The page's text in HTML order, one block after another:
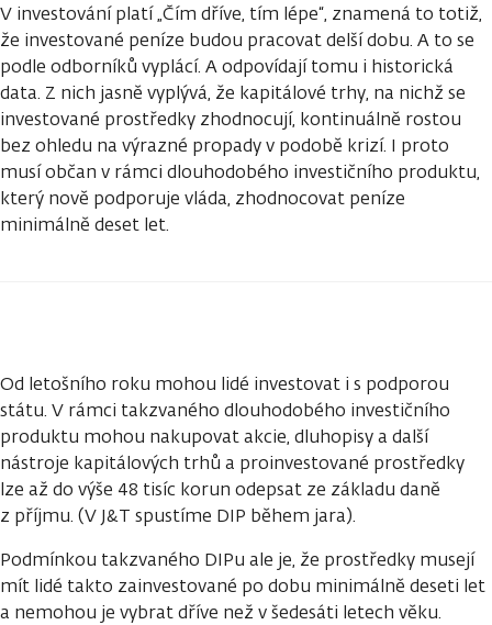
V investování platí „Čím dříve, tím lépe“, znamená to totiž,
že investované peníze budou pracovat delší dobu. A to se
podle odborníků vyplácí. A odpovídají tomu i historická
data. Z nich jasně vyplývá, že kapitálové trhy, na nichž se
investované prostředky zhodnocují, kontinuálně rostou
bez ohledu na výrazné propady v podobě krizí. I proto
musí občan v rámci dlouhodobého investičního produktu,
který nově podporuje vláda, zhodnocovat peníze
minimálně deset let.
Od letošního roku mohou lidé investovat i s podporou
státu. V rámci takzvaného dlouhodobého investičního
produktu mohou nakupovat akcie, dluhopisy a další
nástroje kapitálových trhů a proinvestované prostředky
lze až do výše 48 tisíc korun odepsat ze základu daně
z příjmu. (V J&T spustíme DIP během jara).
Podmínkou takzvaného DIPu ale je, že prostředky musejí
mít lidé takto zainvestované po dobu minimálně deseti let
a nemohou je vybrat dříve než v šedesáti letech věku.